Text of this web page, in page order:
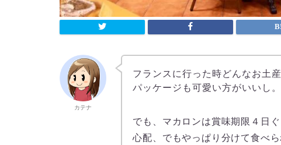
カテナ
フランスに行った時どんなお土
パッケージも可愛い方がいいし。
でも、マカロンは賞味期限４日
心配、でもやっぱり分けて食べ